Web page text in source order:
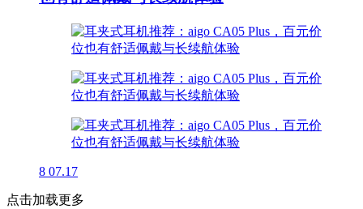
8 07.17
点击加载更多